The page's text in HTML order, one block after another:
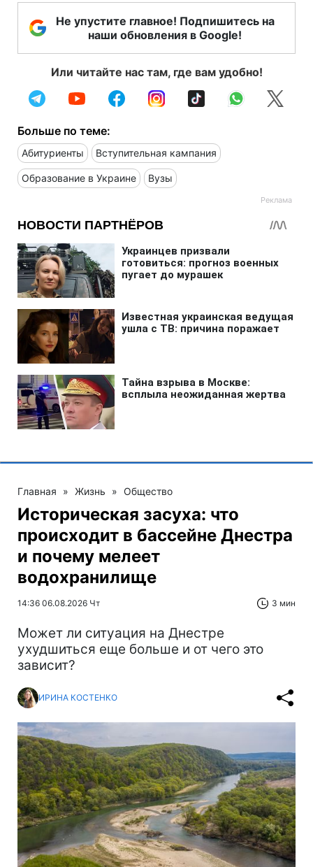
Не упустите главное! Подпишитесь на
наши обновления в Google!
Или читайте нас там, где вам удобно!
Больше по теме:
Абитуриенты Вступительная кампания
Образование в Украине Вузы
Главная » Жизнь » Общество
Историческая засуха: что
происходит в бассейне Днестра
и почему мелеет
водохранилище
14:36 06.08.2026 Чт 3 мин
Может ли ситуация на Днестре
ухудшиться еще больше и от чего это
зависит?
ИРИНА КОСТЕНКО